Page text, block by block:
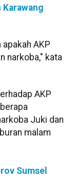
Karawang
AKP
narkoba," kata
AKP
Juki dan
malam
Sumsel